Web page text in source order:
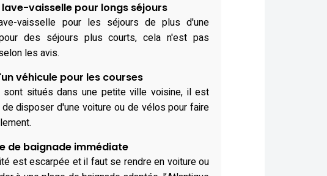
vaisselle pour longs séjours
vaisselle pour les séjours de plus d'une
des séjours plus courts, cela n'est pas
les avis.
véhicule pour les courses
sont situés dans une petite ville voisine, il est
disposer d'une voiture ou de vélos pour faire
de baignade immédiate
est escarpée et il faut se rendre en voiture ou